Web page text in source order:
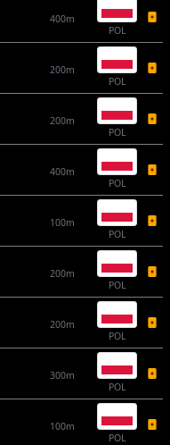
400m
POL
200m
POL
200m
POL
400m
POL
100m
POL
200m
POL
200m
POL
300m
POL
100m
POL